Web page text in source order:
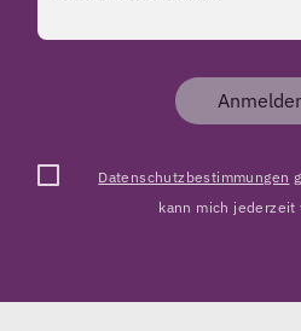
Datenschutzbestimmungen
kann mich jederzeit